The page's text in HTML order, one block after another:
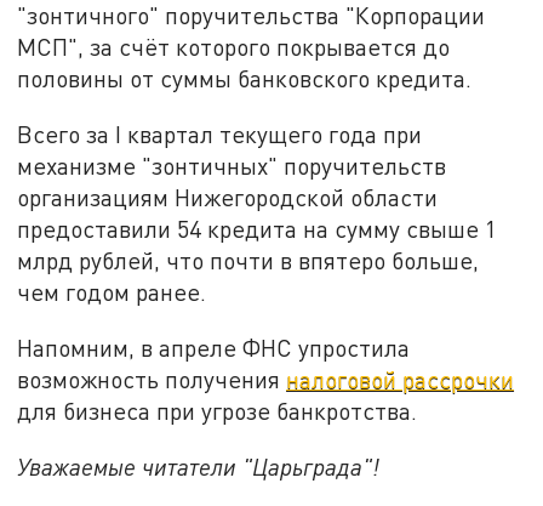
"зонтичного" поручительства "Корпорации
МСП", за счёт которого покрывается до
половины от суммы банковского кредита.
Всего за I квартал текущего года при
механизме "зонтичных" поручительств
организациям Нижегородской области
предоставили 54 кредита на сумму свыше 1
млрд рублей, что почти в впятеро больше,
чем годом ранее.
Напомним, в апреле ФНС упростила
возможность получения налоговой рассрочки
для бизнеса при угрозе банкротства.
Уважаемые читатели "Царьграда"!